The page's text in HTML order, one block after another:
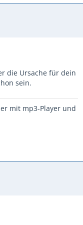
die Ursache für dein
sein.
mit mp3-Player und